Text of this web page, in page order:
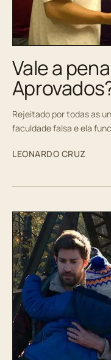
Vale a
Rejeitado por todas as
faculdade falsa e ela
LEONARDO CRUZ